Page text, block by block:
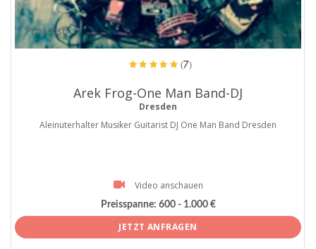
ProArtist
(7)
Arek Frog-One Man Band-DJ
Dresden
Aleinuterhalter Musiker Guitarist DJ One Man Band Dresden
Video anschauen
Preisspanne: 600 - 1.000 €
JETZT ANFRAGEN